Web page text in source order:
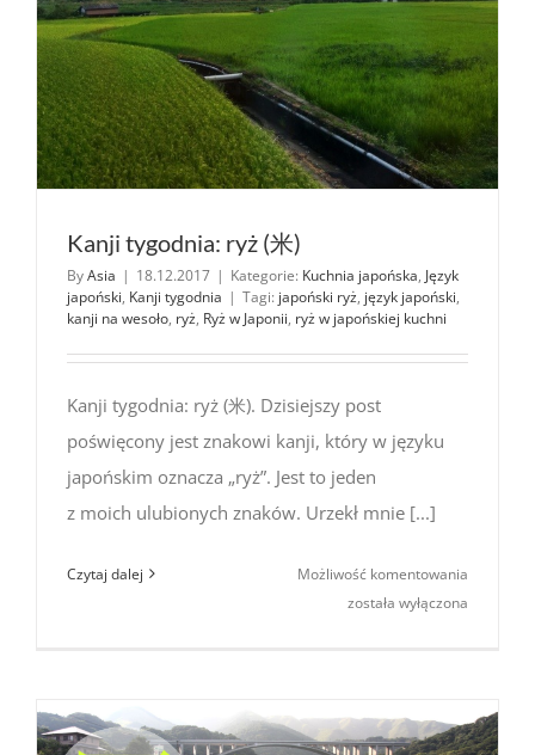
Kanji tygodnia: ryż (米)
ByAsia | 18.12.2017 | Kategorie: Kuchnia japońska, Język
japoński, Kanji tygodnia | Tagi: japoński ryż, język japoński,
kanji na wesoło, ryż, Ryż w Japonii, ryż w japońskiej kuchni
Kanji tygodnia: ryż (米). Dzisiejszy post
poświęcony jest znakowi kanji, który w języku
japońskim oznacza „ryż”. Jest to jeden
z moich ulubionych znaków. Urzekł mnie [...]
Czytaj dalej Możliwość komentowania
została wyłączona